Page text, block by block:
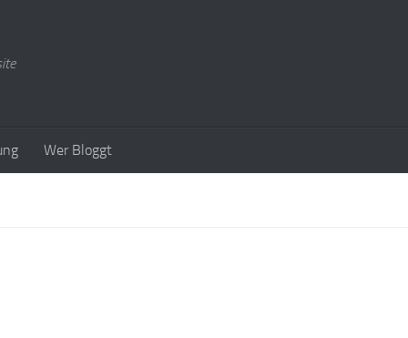
Wer Bloggt